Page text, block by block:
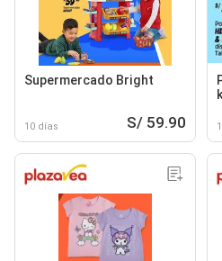
Supermercado Bright
10 días S/ 59.90